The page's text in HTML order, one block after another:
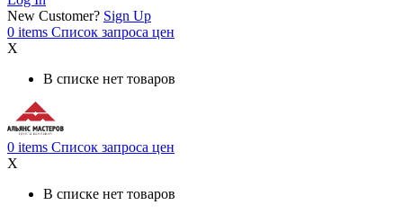
New Customer? Sign Up
0 items Список запроса цен
X
В списке нет товаров
0 items Список запроса цен
X
В списке нет товаров